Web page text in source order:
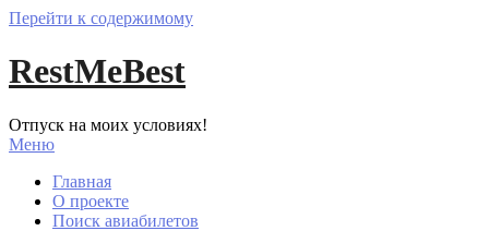
Перейти к содержимому
RestMeBest
Отпуск на моих условиях!
Меню
Главная
О проекте
Поиск авиабилетов